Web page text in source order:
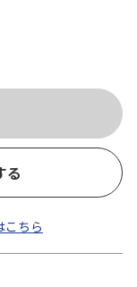
る
こちら